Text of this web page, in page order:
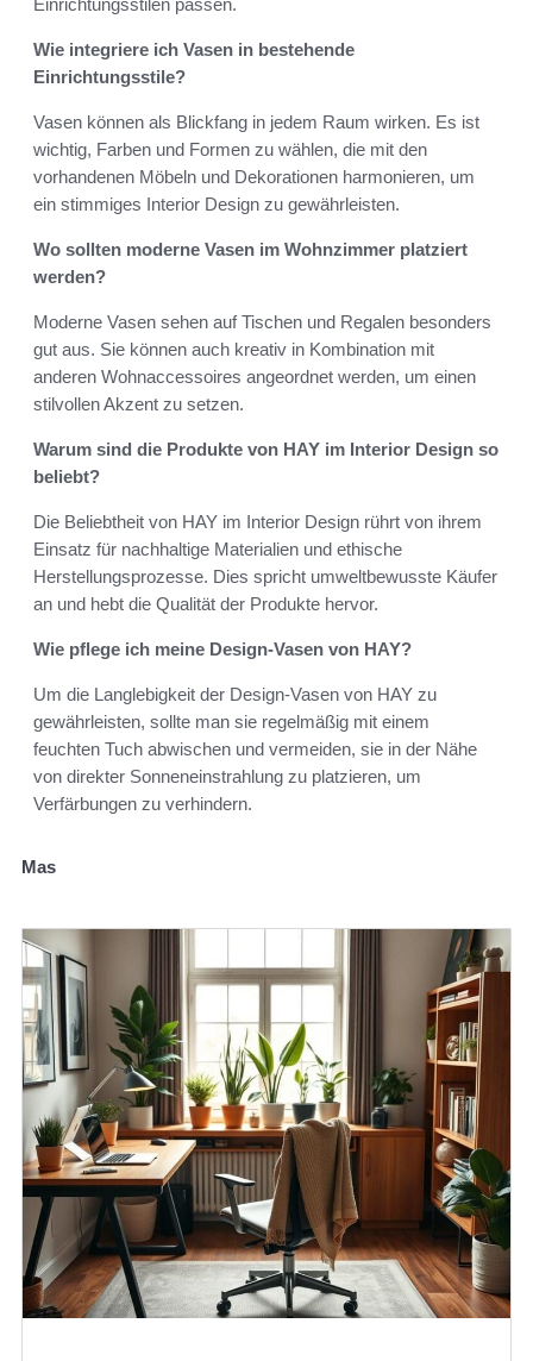
Wie integriere ich Vasen in bestehende
Einrichtungsstile?
Vasen können als Blickfang in jedem Raum wirken. Es ist
wichtig, Farben und Formen zu wählen, die mit den
vorhandenen Möbeln und Dekorationen harmonieren, um
ein stimmiges Interior Design zu gewährleisten.
Wo sollten moderne Vasen im Wohnzimmer platziert
werden?
Moderne Vasen sehen auf Tischen und Regalen besonders
gut aus. Sie können auch kreativ in Kombination mit
anderen Wohnaccessoires angeordnet werden, um einen
stilvollen Akzent zu setzen.
Warum sind die Produkte von HAY im Interior Design so
beliebt?
Die Beliebtheit von HAY im Interior Design rührt von ihrem
Einsatz für nachhaltige Materialien und ethische
Herstellungsprozesse. Dies spricht umweltbewusste Käufer
an und hebt die Qualität der Produkte hervor.
Wie pflege ich meine Design-Vasen von HAY?
Um die Langlebigkeit der Design-Vasen von HAY zu
gewährleisten, sollte man sie regelmäßig mit einem
feuchten Tuch abwischen und vermeiden, sie in der Nähe
von direkter Sonneneinstrahlung zu platzieren, um
Verfärbungen zu verhindern.
Mas